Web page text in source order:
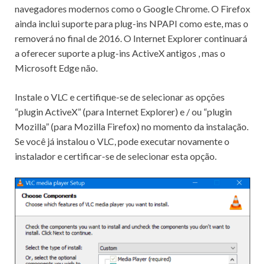
navegadores modernos como o Google Chrome.O Firefox
ainda inclui suporte para plug-ins NPAPI como este, mas o
removerá no final de 2016. O Internet Explorercontinuará
a oferecer suporte a plug-ins ActiveX antigos , mas o
Microsoft Edge não.
Instale o VLC e certifique-se de selecionar as opções
“plugin ActiveX” (para Internet Explorer) e / ou “plugin
Mozilla” (para Mozilla Firefox) no momento da instalação.
Se você já instalou o VLC, pode executar novamente o
instalador e certificar-se de selecionar esta opção.